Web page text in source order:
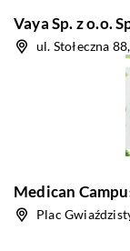
Vaya Sp. z o.o.
ul. Stołeczna
Medican
Plac